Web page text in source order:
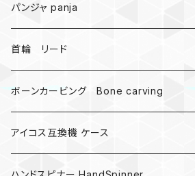
DNA 螺旋
受注作成_名入り、ネーム
パンジャ panja
首輪 リード
ボーンカービング Bone carving
アイコス互換機 ケース